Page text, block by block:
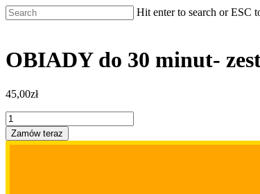
Hit enter to search or ESC
OBIADY do 30 minut-
45,00zł
ilość
OBIADY
do
Zamów teraz